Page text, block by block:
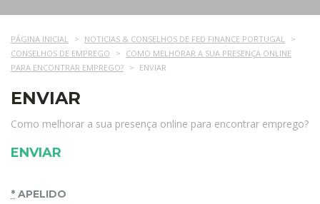
PÁGINA INICIAL
NOTICIAS & CONSELHOS DE FED FINANCE PORTUGAL
CONSELHOS DE EMPREGO
COMO MELHORAR A SUA PRESENÇA ONLINE
PARA ENCONTRAR EMPREGO?
ENVIAR
ENVIAR
Como melhorar a sua presença online para encontrar emprego?
ENVIAR
* APELIDO